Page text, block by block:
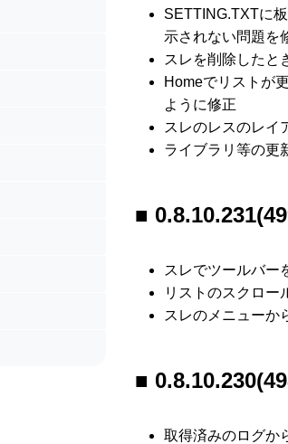
SETTING.TXTに
示されない問題を
スレを削除したと
Homeでリストが
ように修正
スレのレスのレイ
ライブラリ等の更
スレでツールバー
リストのスクロー
スレのメニューか
取得済みのログか